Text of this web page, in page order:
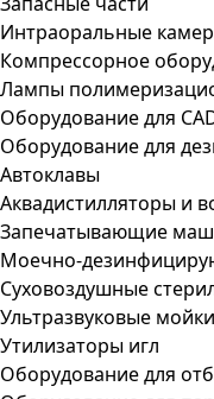
Интраоральные
Компрессорное
Лампы
Оборудование для
Оборудование для
Автоклавы
Аквадистилляторы и
Запечатывающие
Моечно-
Суховоздушные
Ультразвуковые мойки
Утилизаторы игл
Оборудование для